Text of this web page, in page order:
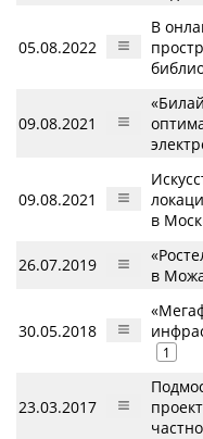
05.08.2022
В
09.08.2021
09.08.2021
в
26.07.2019
в
30.05.2018
1
23.03.2017